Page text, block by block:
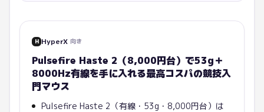
H HyperX 向き
Pulsefire Haste 2（8,000円台）で53g＋
8000Hz有線を手に入れる最高コスパの競技入
門マウス
Pulsefire Haste 2（有線・53g・8,000円台）は